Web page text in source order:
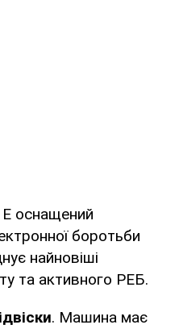
E оснащений
боротьби
найновіші
та активного РЕБ.
. Машина має